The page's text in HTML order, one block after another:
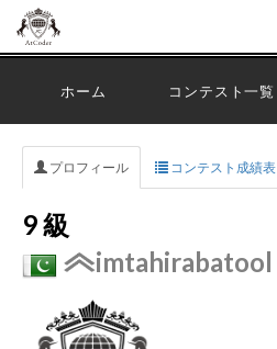
ホーム コンテスト一覧
プロフィール コンテスト成績表
9 級
imtahirabatool